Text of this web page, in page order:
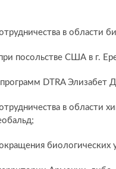
в области
посольстве США в г.
DTRA Элизабет
в области
биологических